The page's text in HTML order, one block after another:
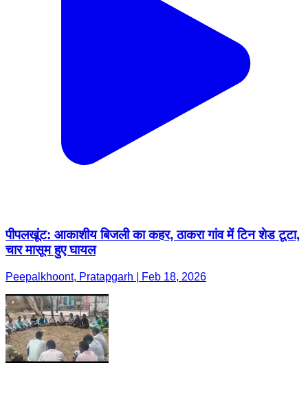
पीपलखूंट: आकाशीय बिजली का कहर, ठाकरा गांव में टिन शेड टूटा,
चार मासूम हुए घायल
Peepalkhoont, Pratapgarh | Feb 18, 2026